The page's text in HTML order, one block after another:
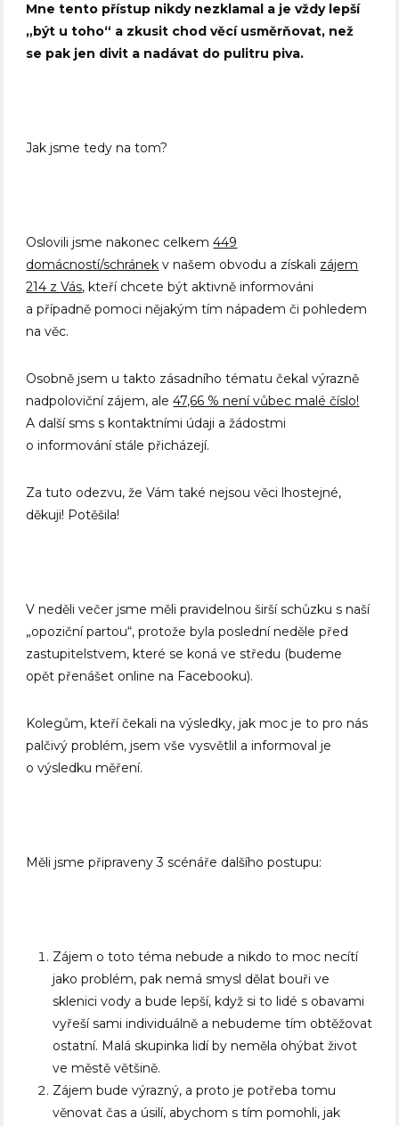
Mne tento přístup nikdy nezklamal a je vždy lepší
„být u toho“ a zkusit chod věcí usměrňovat, než
se pak jen divit a nadávat do pulitru piva.
Jak jsme tedy na tom?
Oslovili jsme nakonec celkem449
domácností/schránek v našem obvodu a získali zájem
214 z Vás, kteří chcete být aktivně informováni
a případně pomoci nějakým tím nápadem či pohledem
na věc.
Osobně jsem u takto zásadního tématu čekal výrazně
nadpoloviční zájem, ale47,66 % není vůbec malé číslo!
A další sms s kontaktními údaji a žádostmi
o informování stále přicházejí.
Za tuto odezvu, že Vám také nejsou věci lhostejné,
děkuji! Potěšila!
V neděli večer jsme měli pravidelnou širší schůzku s naší
„opoziční partou“, protože byla poslední neděle před
zastupitelstvem, které se koná ve středu (budeme
opět přenášet online na Facebooku).
Kolegům, kteří čekali na výsledky, jak moc je to pro nás
palčivý problém, jsem vše vysvětlil a informoval je
o výsledku měření.
Měli jsme připraveny 3 scénáře dalšího postupu:
Zájem o toto téma nebude a nikdo to moc necítí
jako problém, pak nemá smysl dělat bouři ve
sklenici vody a bude lepší, když si to lidé s obavami
vyřeší sami individuálně a nebudeme tím obtěžovat
ostatní. Malá skupinka lidí by neměla ohýbat život
ve městě většině.
Zájem bude výrazný, a proto je potřeba tomu
věnovat čas a úsilí, abychom s tím pomohli, jak